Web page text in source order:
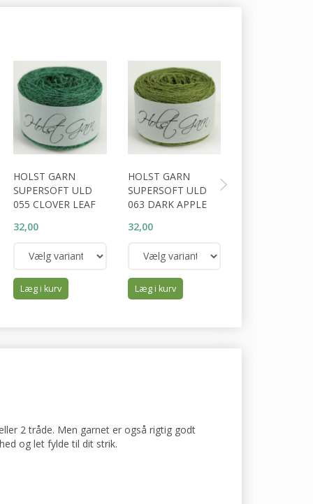
HOLST GARN
SUPERSOFT ULD
055 CLOVER LEAF
32,00
Læg i kurv
HOLST GARN
SUPERSOFT ULD
063 DARK APPLE
32,00
Læg i kurv
2 tråde. Men garnet er også rigtig godt
og let fylde til dit strik.